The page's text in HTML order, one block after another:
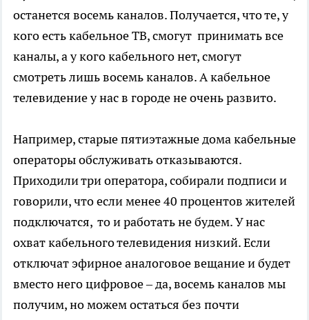
останется восемь каналов. Получается, что те, у
кого есть кабельное ТВ, смогут принимать все
каналы, а у кого кабельного нет, смогут
смотреть лишь восемь каналов. А кабельное
телевидение у нас в городе не очень развито.
Например, старые пятиэтажные дома кабельные
операторы обслуживать отказываются.
Приходили три оператора, собирали подписи и
говорили, что если менее 40 процентов жителей
подключатся, то и работать не будем. У нас
охват кабельного телевидения низкий. Если
отключат эфирное аналоговое вещание и будет
вместо него цифровое – да, восемь каналов мы
получим, но можем остаться без почти